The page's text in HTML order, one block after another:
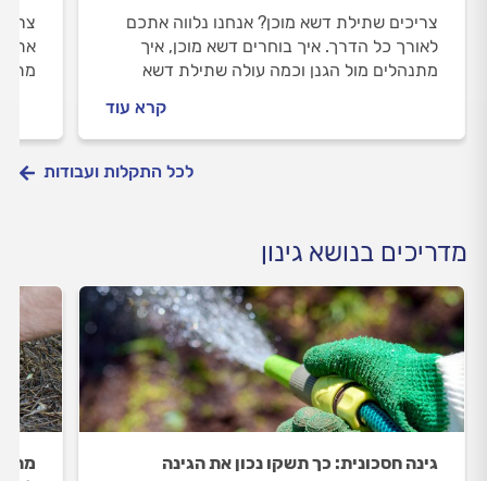
צריכים שתילת דשא מוכן? אנחנו נלווה אתכם
לאורך כל הדרך. איך בוחרים דשא מוכן, איך
מתנהלים מול הגנן וכמה עולה שתילת דשא
קרא עוד
לכל התקלות ועבודות
מדריכים בנושא גינון
גינה חסכונית: כך תשקו נכון את הגינה
מהן